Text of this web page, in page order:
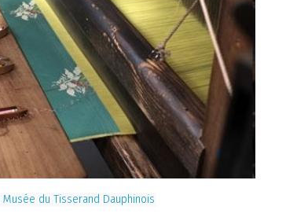
Musée du Tisserand Dauphinois